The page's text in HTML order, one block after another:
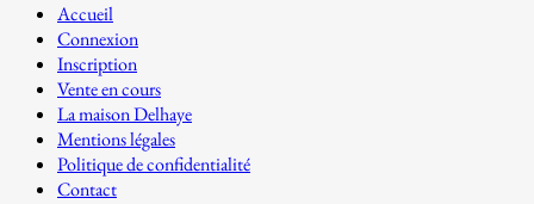
Accueil
Connexion
Inscription
Vente en cours
La maison Delhaye
Mentions légales
Politique de confidentialité
Contact